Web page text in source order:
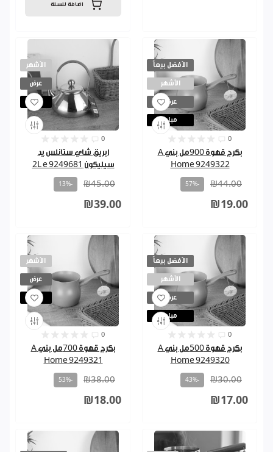
اضافة للسلة
الأشهر
عرض
مباع
0
ابريق شاي ستانلس يد
سيليكون 2L e 9249681
₪45.00
-13%
₪39.00
الأفضل بيعاً
الأشهر
عرض
مباع
0
بكرج قهوة 900مل بني A
Home 9249322
₪44.00
-57%
₪19.00
الأشهر
عرض
مباع
0
بكرج قهوة 700مل بني A
Home 9249321
₪38.00
-53%
₪18.00
الأفضل بيعاً
الأشهر
عرض
مباع
0
بكرج قهوة 500مل بني A
Home 9249320
₪30.00
-43%
₪17.00